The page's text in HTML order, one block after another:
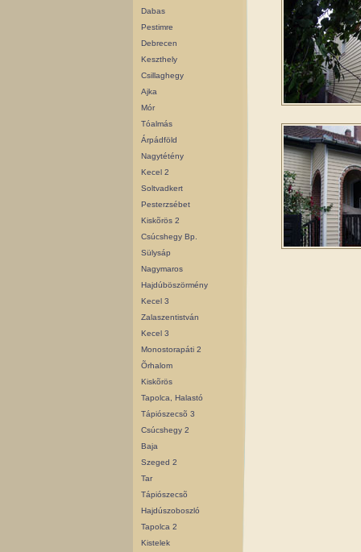
Dabas
Pestimre
Debrecen
Keszthely
Csillaghegy
Ajka
Mór
Tóalmás
Árpádföld
Nagytétény
Kecel 2
Soltvadkert
Pesterzsébet
Kiskõrös 2
Csúcshegy Bp.
Sülysáp
Nagymaros
Hajdúböszörmény
Kecel 3
Zalaszentistván
Kecel 3
Monostorapáti 2
Õrhalom
Kiskõrös
Tapolca, Halastó
Tápiószecsõ 3
Csúcshegy 2
Baja
Szeged 2
Tar
Tápiószecsõ
Hajdúszoboszló
Tapolca 2
Kistelek